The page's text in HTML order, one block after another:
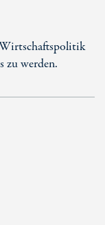
Wirtschaftspolitik
zu werden.